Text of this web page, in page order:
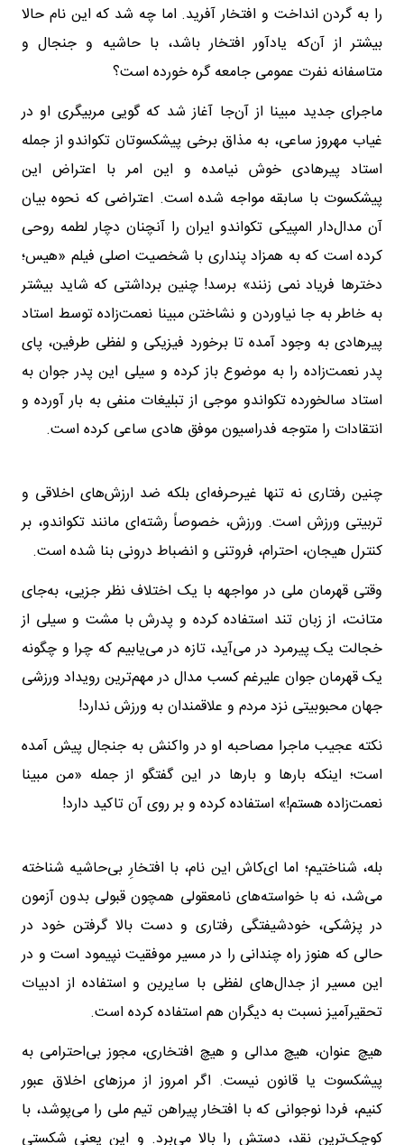
را به گردن انداخت و افتخار آفرید. اما چه شد که این نام حالا
بیشتر از آن‌که یادآور افتخار باشد، با حاشیه و جنجال و
متاسفانه نفرت عمومی جامعه گره خورده است؟
ماجرای جدید مبینا از آن‌جا آغاز شد که گویی مربیگری او در
غیاب مهروز ساعی، به مذاق برخی پیشکسوتان تکواندو از جمله
استاد پیرهادی خوش نیامده و این امر با اعتراض این
پیشکسوت با سابقه مواجه شده است. اعتراضی که نحوه بیان
آن مدال‌دار المپیکی تکواندو ایران را آنچنان دچار لطمه روحی
کرده است که به همزاد پنداری با شخصیت اصلی فیلم «هیس؛
دخترها فریاد نمی زنند» برسد! چنین برداشتی که شاید بیشتر
به خاطر به جا نیاوردن و نشاختن مبینا نعمت‌زاده توسط استاد
پیرهادی به وجود آمده تا برخورد فیزیکی و لفظی طرفین، پای
پدر نعمت‌زاده را به موضوع باز کرده و سیلی این پدر جوان به
استاد سالخورده تکواندو موجی از تبلیغات منفی به بار آورده و
انتقادات را متوجه فدراسیون موفق هادی ساعی کرده است.
چنین رفتاری نه تنها غیرحرفه‌ای بلکه ضد ارزش‌های اخلاقی و
تربیتی ورزش است. ورزش، خصوصاً رشته‌ای مانند تکواندو، بر
کنترل هیجان، احترام، فروتنی و انضباط درونی بنا شده است.
وقتی قهرمان ملی در مواجهه با یک اختلاف نظر جزیی، به‌جای
متانت، از زبان تند استفاده کرده و پدرش با مشت و سیلی از
خجالت یک پیرمرد در می‌آید، تازه در می‌یابیم که چرا و چگونه
یک قهرمان جوان علیرغم کسب مدال در مهم‌ترین رویداد ورزشی
جهان محبوبیتی نزد مردم و علاقمندان به ورزش ندارد!
نکته عجیب ماجرا مصاحبه او در واکنش به جنجال پیش آمده
است؛ اینکه بارها و بارها در این گفتگو از جمله «من مبینا
نعمت‌زاده هستم!» استفاده کرده و بر روی آن تاکید دارد!
بله، شناختیم؛ اما ای‌کاش این نام، با افتخارِ بی‌حاشیه شناخته
می‌شد، نه با خواسته‌های نامعقولی همچون قبولی بدون آزمون
در پزشکی، خود‌شیفتگی رفتاری و دست بالا گرفتن خود در
حالی که هنوز راه چندانی را در مسیر موفقیت نپیمود‌ است و در
این مسیر از جدال‌های لفظی با سایرین و استفاده از ادبیات
تحقیرآمیز نسبت به دیگران هم استفاده کرده است.
هیچ عنوان، هیچ مدالی و هیچ افتخاری، مجوز بی‌احترامی به
پیشکسوت یا قانون نیست. اگر امروز از مرزهای اخلاق عبور
کنیم، فردا نوجوانی که با افتخار پیراهن تیم ملی را می‌پوشد، با
کوچک‌ترین نقد، دستش را بالا می‌برد. و این یعنی شکستی